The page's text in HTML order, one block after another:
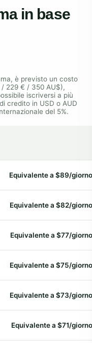
in base
è previsto un costo
229 € / 350 AU$),
iscriversi a più
credito in USD o AUD
del 5%.
Equivalente a $89/giorno
Equivalente a $82/giorno
Equivalente a $77/giorno
Equivalente a $75/giorno
Equivalente a $73/giorno
Equivalente a $71/giorno